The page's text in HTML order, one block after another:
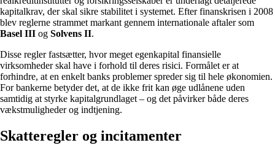
kapitalkrav, der skal sikre stabilitet i systemet. Efter finanskrisen i 2008
blev reglerne strammet markant gennem internationale aftaler som
Basel III og Solvens II.
Disse regler fastsætter, hvor meget egenkapital finansielle
virksomheder skal have i forhold til deres risici. Formålet er at
forhindre, at en enkelt banks problemer spreder sig til hele økonomien.
For bankerne betyder det, at de ikke frit kan øge udlånene uden
samtidig at styrke kapitalgrundlaget – og det påvirker både deres
vækstmuligheder og indtjening.
Skatteregler og incitamenter